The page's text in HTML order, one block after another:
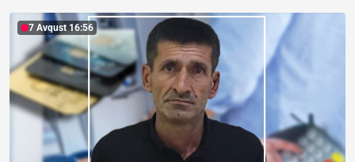
7 Avqust 16:56